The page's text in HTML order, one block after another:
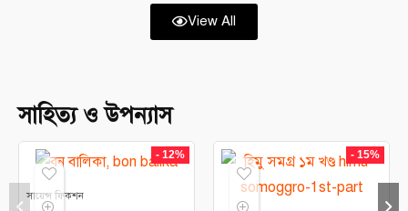
View All
সাহিত্য ও উপন্যাস
- 12%
সায়েন্স ফিকশন
- 15%